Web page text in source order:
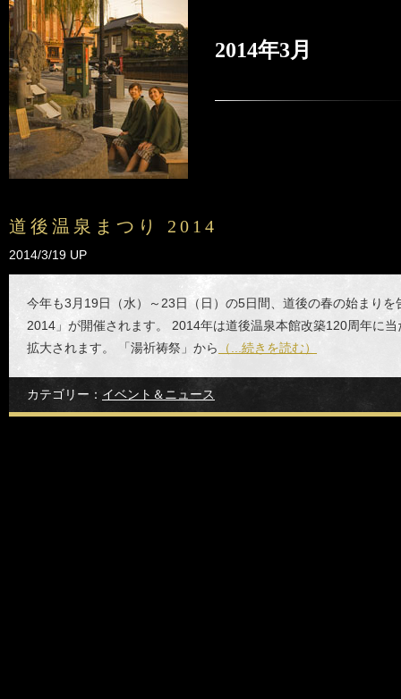
2014年3月
道後温泉まつり 2014
2014/3/19 UP
今年も3月19日（水）～23日（日）の5日間、道後の春の始まりを
2014」が開催されます。 2014年は道後温泉本館改築120周年に
拡大されます。 「湯祈祷祭」から
（...続きを読む）
カテゴリー： イベント＆ニュース